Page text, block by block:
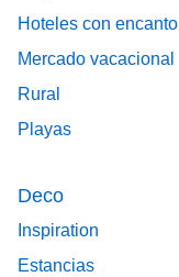
Hoteles con encanto
Mercado vacacional
Rural
Playas
Deco
Inspiration
Estancias